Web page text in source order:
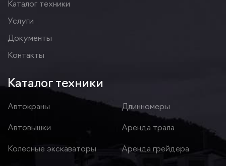
Каталог техники
Услуги
Документы
Контакты
Каталог техники
Автокраны
Автовышки
Колесные экскаваторы
Длинномеры
Аренда трала
Аренда грейдера